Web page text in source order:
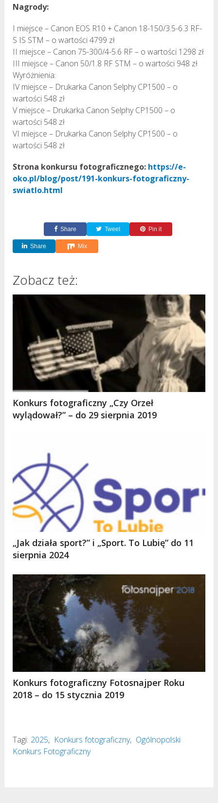
Nagrody:
I miejsce – Canon EOS R10 + Canon 18-150/3.5-6.3 RF-
S IS STM – o wartości 4799 zł
II miejsce – Canon 75-300/4-5.6 RF – o wartości 1298 zł
III miejsce – Canon 50/1.8 RF STM – o wartości 948 zł
Wyróżnienia:
IV miejsce – Drukarka Canon Selphy CP1500 – o
wartości 548 zł
V miejsce – Drukarka Canon Selphy CP1500 – o
wartości 548 zł
VI miejsce – Drukarka Canon Selphy CP1500 – o
wartości 548 zł
Strona konkursu fotograficznego: https://e-
oko.pl/blog/post/191-konkurs-fotograficzny-
swiatlo.html
Share Tweet Pin it
Share Mix
Zobacz też:
Konkurs fotograficzny „Czy Orzeł
wylądował?” – do 29 sierpnia 2019
„Jak działa sport?” i „Sport. To Lubię” do 11
sierpnia 2024
Konkurs fotograficzny Fotosnajper Roku
2018 – do 15 stycznia 2019
Tagi: 2025, Konkurs fotograficzny, Ogólnopolski
Konkurs Fotograficzny